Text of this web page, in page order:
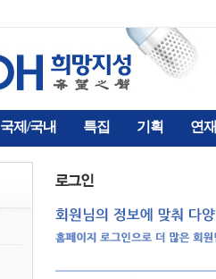
국제/국내 특집 기획 연재